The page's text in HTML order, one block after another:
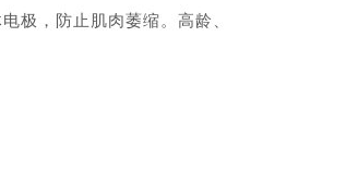
，防止肌肉萎缩。高龄、